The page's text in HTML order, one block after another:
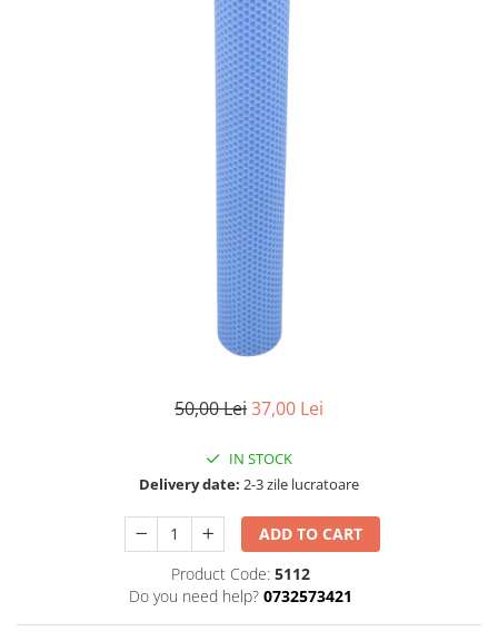
50,00 Lei37,00 Lei
IN STOCK
Delivery date: 2-3 zile lucratoare
ADD TO CART
Product Code: 5112
Do you need help? 0732573421